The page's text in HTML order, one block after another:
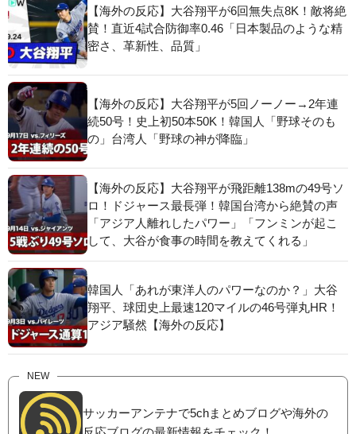
【海外の反応】大谷翔平が6回無失点8K！敵将絶
賛！直近4試合防御率0.46「日本製品のような精
密さ、革新性、品質」
【海外の反応】大谷翔平が5回ノーノー→2年連
続50号！史上初50本50K！韓国人「野球そのも
の」台湾人「野球の神が降臨」
【海外の反応】大谷翔平が飛距離138mの49号ソ
ロ！ドジャース最長弾！韓国台湾から絶賛の声
「アジア人離れしたパワー」「フンミンが起こ
して、大谷が食事の時間を教えてくれる」
韓国人「あれが東洋人のパワーなのか？」大谷
翔平、球団史上最速120マイルの46号弾丸HR！
アジア騒然【海外の反応】
NEW
サッカーアンテナで5chまとめブログや海外の